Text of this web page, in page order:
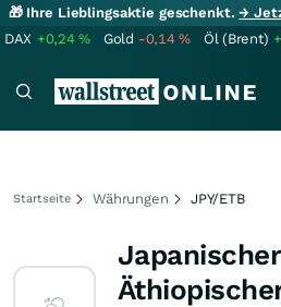
🎁 Ihre Lieblingsaktie geschenkt.→
DAX +0,24% Gold -0,14% Öl (Brent)
Startseite Währungen JPY/ETB